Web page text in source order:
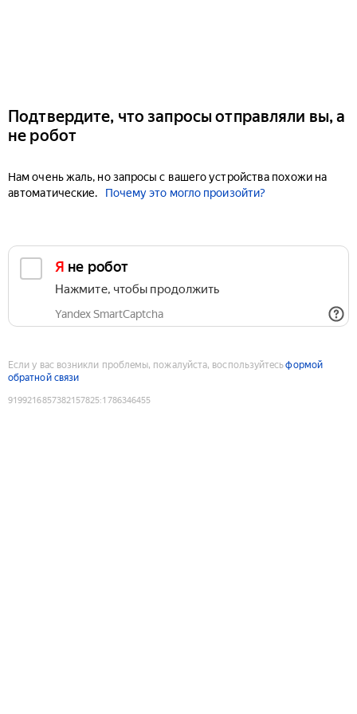
Подтвердите, что запросы отправляли вы, а
не робот
Нам очень жаль, но запросы с вашего устройства похожи на
автоматические.
Почему это могло произойти?
Я не робот
Нажмите, чтобы продолжить
Yandex SmartCaptcha
Если у вас возникли проблемы, пожалуйста, воспользуйтесьформой
обратной связи
9199216857382157825:1786346455